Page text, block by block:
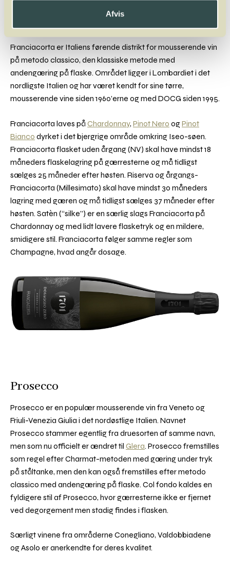
Afvis
Franciacorta
Franciacorta er Italiens førende distrikt for mousserende vin
på metodo classico, den klassiske metode med
andengæring på flaske. Området ligger i Lombardiet i det
nordligste Italien og har været kendt for sine tørre,
mousserende vine siden 1960’erne og med DOCG siden 1995.
Franciacorta laves på Chardonnay, Pinot Nero ogPinot
Bianco dyrket i det bjergrige område omkring Iseo-søen.
Franciacorta flasket uden årgang (NV) skal have mindst 18
måneders flaskelagring på gærresterne og må tidligst
sælges 25 måneder efter høsten. Riserva og årgangs-
Franciacorta (Millesimato) skal have mindst 30 måneders
lagring med gæren og må tidligst sælges 37 måneder efter
høsten. Satèn (“silke”) er en særlig slags Franciacorta på
Chardonnay og med lidt lavere flasketryk og en mildere,
smidigere stil. Franciacorta følger samme regler som
Champagne, hvad angår dosage.
Prosecco
Prosecco er en populær mousserende vin fra Veneto og
Friuli-Venezia Giulia i det nordøstlige Italien. Navnet
Prosecco stammer egentlig fra druesorten af samme navn,
men som nu officielt er ændret til Glera. Prosecco fremstilles
som regel efter Charmat-metoden med gæring under tryk
på ståltanke, men den kan også fremstilles efter metodo
classico med andengæring på flaske. Col fondo kaldes en
fyldigere stil af Prosecco, hvor gærresterne ikke er fjernet
ved degorgement men stadig findes i flasken.
Særligt vinene fra områderne Conegliano, Valdobbiadene
og Asolo er anerkendte for deres kvalitet.